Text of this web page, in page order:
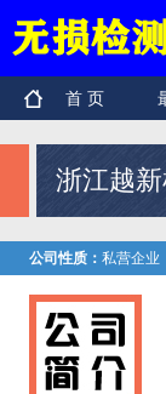
首 页
浙江越
公司性质： 私营企业